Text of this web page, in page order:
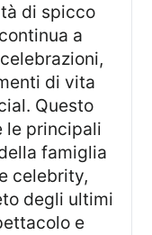
a
di vita
Questo
le principali
famiglia
celebrity,
degli ultimi
e